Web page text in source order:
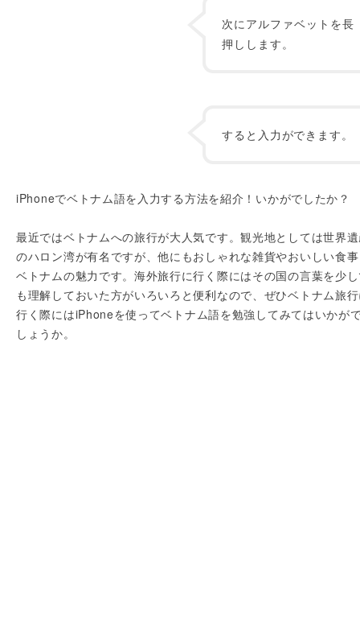
次にアルファベットを長
押しします。
すると入力ができます。
iPhoneでベトナム語を入力する方法を紹介！いかがでしたか？
最近ではベトナムへの旅行が大人気です。観光地としては世界
のハロン湾が有名ですが、他にもおしゃれな雑貨やおいしい食
ベトナムの魅力です。海外旅行に行く際にはその国の言葉を少
も理解しておいた方がいろいろと便利なので、ぜひベトナム旅
行く際にはiPhoneを使ってベトナム語を勉強してみてはいかが
しょうか。